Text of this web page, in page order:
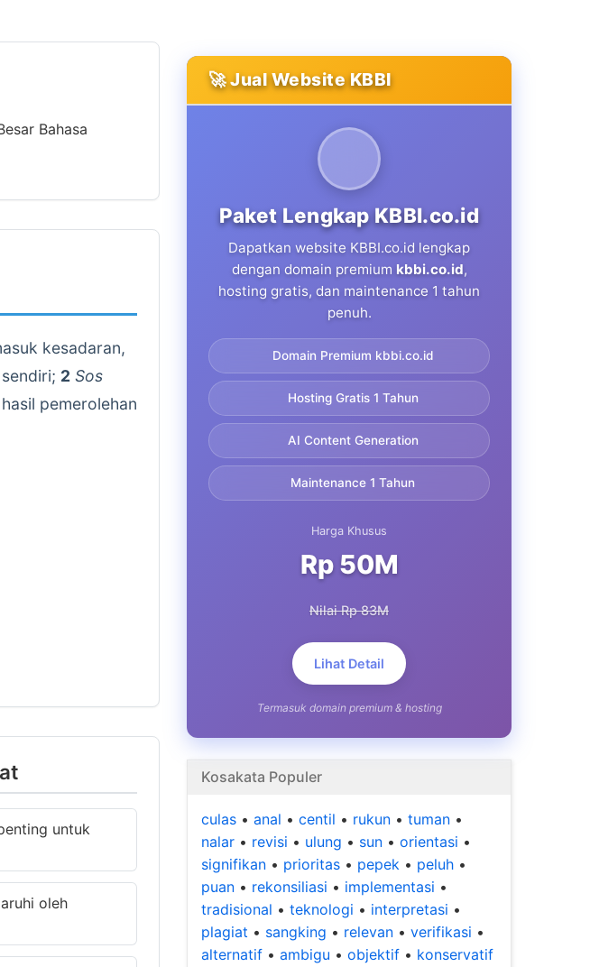
Bahasa
kesadaran,
2 Sos
hasil pemerolehan
untuk
oleh
🚀 Jual Website KBBI
Paket Lengkap KBBI.co.id
Dapatkan website KBBI.co.id lengkap
dengan domain premium kbbi.co.id,
hosting gratis, dan maintenance 1 tahun
penuh.
Domain Premium kbbi.co.id
Hosting Gratis 1 Tahun
AI Content Generation
Maintenance 1 Tahun
Harga Khusus
Rp 50M
Nilai Rp 83M
Lihat Detail
Termasuk domain premium & hosting
Kosakata Populer
culas • anal • centil • rukun • tuman •
nalar • revisi • ulung • sun • orientasi •
signifikan • prioritas • pepek • peluh •
puan • rekonsiliasi • implementasi •
tradisional • teknologi • interpretasi •
plagiat • sangking • relevan • verifikasi •
alternatif • ambigu • objektif • konservatif